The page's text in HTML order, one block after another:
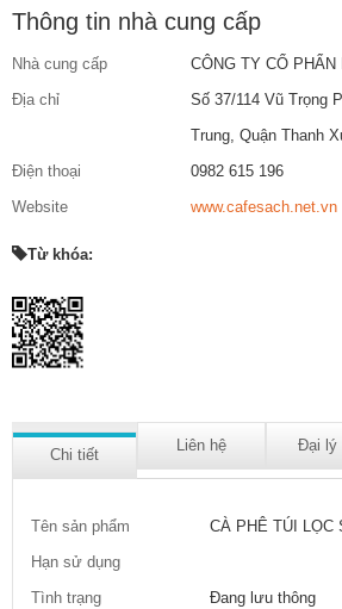
Thông tin nhà cung cấp
Nhà cung cấp
CÔNG TY CỔ PHẨN
Địa chỉ
Số 37/114 Vũ Trọng
Trung, Quận Thanh
Điện thoại
0982 615 196
Website
www.cafesach.net.vn
Từ khóa:
Chi tiết
Liên hệ Đại lý
Tên sản phẩm
CÀ PHÊ TÚI LỌC
Hạn sử dụng
Tình trạng
Đang lưu thông